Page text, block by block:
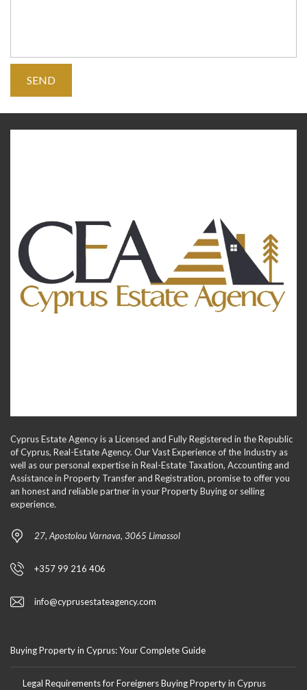
Cyprus Estate Agency is a Licensed and Fully Registered in the Republic
of Cyprus, Real-Estate Agency. Our Vast Experience of the Industry as
well as our personal expertise in Real-Estate Taxation, Accounting and
Assistance in Property Transfer and Registration, promise to offer you
an honest and reliable partner in your Property Buying or selling
experience.
27, Apostolou Varnava, 3065 Limassol
+357 99 216 406
info@cyprusestateagency.com
Buying Property in Cyprus: Your Complete Guide
Legal Requirements for Foreigners Buying Property in Cyprus